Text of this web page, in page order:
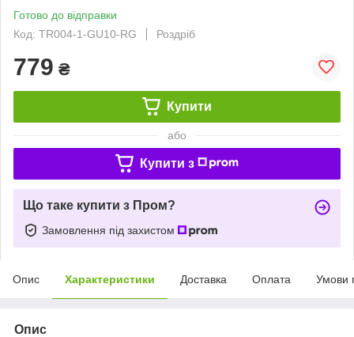
Готово до відправки
Код: TR004-1-GU10-RG
Роздріб
779 ₴
Купити
або
Купити з
Що таке купити з Пром?
Замовлення під захистом
Опис Характеристики Доставка Оплата Умови
Опис